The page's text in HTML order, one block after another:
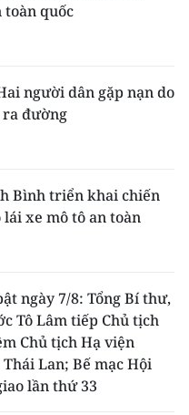
toàn quốc
người dân gặp nạn do
đường
Bình triển khai chiến
lái xe mô tô an toàn
ngày 7/8: Tổng Bí thư,
Tô Lâm tiếp Chủ tịch
Chủ tịch Hạ viện
Lan; Bế mạc Hội
lần thứ 33